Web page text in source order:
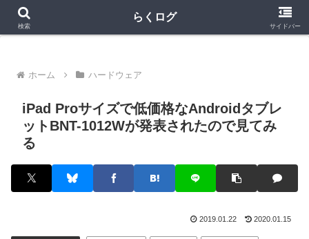
クラロワ クラロワリーグ プロスピA
ホーム ハードウェア
iPad Proサイズで低価格なAndroidタブレ
ットBNT-1012Wが発表されたので見てみ
る
2019.01.22 2020.01.15
検索
らくログ
サイドバー